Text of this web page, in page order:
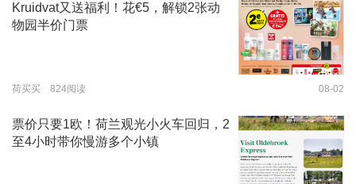
Kruidvat又送福利！花€5，解锁2张动
物园半价门票
荷买买 824阅读 08-02
票价只要1欧！荷兰观光小火车回归，2
至4小时带你慢游多个小镇